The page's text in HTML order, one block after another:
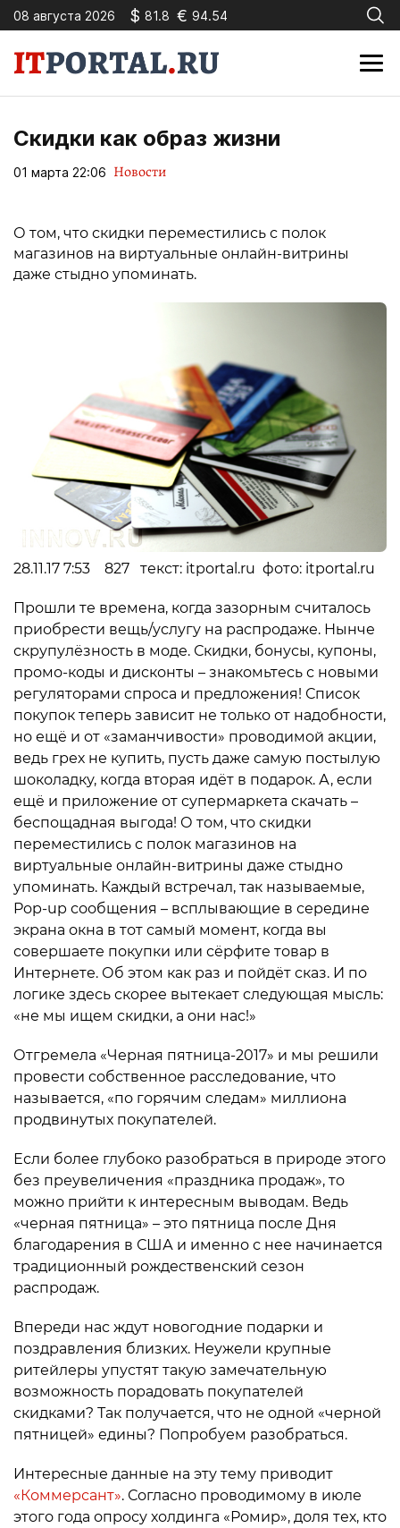
08 августа 2026 $ 81.8 € 94.54
Скидки как образ жизни
01 марта 22:06 Новости
О том, что скидки переместились с полок
магазинов на виртуальные онлайн-витрины
даже стыдно упоминать.
28.11.17 7:53 827 текст: itportal.ru фото: itportal.ru
Прошли те времена, когда зазорным считалось
приобрести вещь/услугу на распродаже. Нынче
скрупулёзность в моде. Скидки, бонусы, купоны,
промо-коды и дисконты – знакомьтесь с новыми
регуляторами спроса и предложения! Список
покупок теперь зависит не только от надобности,
но ещё и от «заманчивости» проводимой акции,
ведь грех не купить, пусть даже самую постылую
шоколадку, когда вторая идёт в подарок. А, если
ещё и приложение от супермаркета скачать –
беспощадная выгода! О том, что скидки
переместились с полок магазинов на
виртуальные онлайн-витрины даже стыдно
упоминать. Каждый встречал, так называемые,
Pop-up сообщения – всплывающие в середине
экрана окна в тот самый момент, когда вы
совершаете покупки или сёрфите товар в
Интернете. Об этом как раз и пойдёт сказ. И по
логике здесь скорее вытекает следующая мысль:
«не мы ищем скидки, а они нас!»
Отгремела «Черная пятница-2017» и мы решили
провести собственное расследование, что
называется, «по горячим следам» миллиона
продвинутых покупателей.
Если более глубоко разобраться в природе этого
без преувеличения «праздника продаж», то
можно прийти к интересным выводам. Ведь
«черная пятница» – это пятница после Дня
благодарения в США и именно с нее начинается
традиционный рождественский сезон
распродаж.
Впереди нас ждут новогодние подарки и
поздравления близких. Неужели крупные
ритейлеры упустят такую замечательную
возможность порадовать покупателей
скидками? Так получается, что не одной «черной
пятницей» едины? Попробуем разобраться.
Интересные данные на эту тему приводит
«Коммерсант». Согласно проводимому в июле
этого года опросу холдинга «Ромир», доля тех, кто